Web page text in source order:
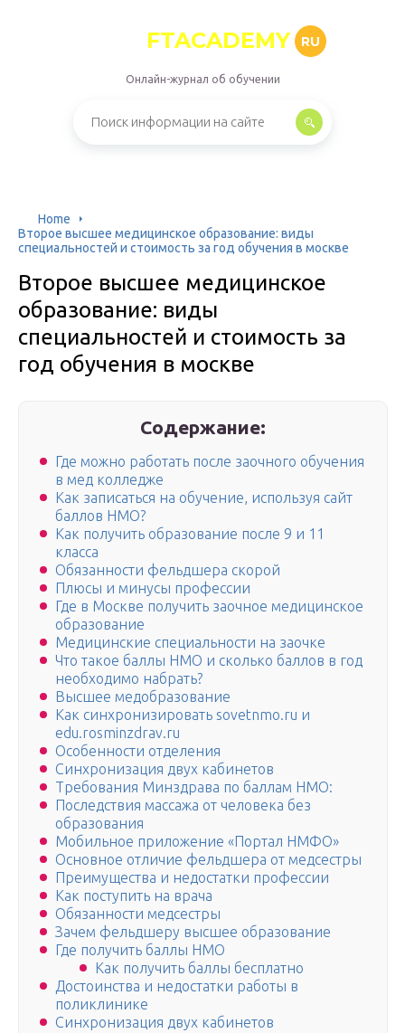
FTACADEMY RU
Онлайн-журнал об обучении
Home
Второе высшее медицинское образование: виды
специальностей и стоимость за год обучения в москве
Второе высшее медицинское
образование: виды
специальностей и стоимость за
год обучения в москве
Содержание:
Где можно работать после заочного обучения
в мед колледже
Как записаться на обучение, используя сайт
баллов НМО?
Как получить образование после 9 и 11
класса
Обязанности фельдшера скорой
Плюсы и минусы профессии
Где в Москве получить заочное медицинское
образование
Медицинские специальности на заочке
Что такое баллы НМО и сколько баллов в год
необходимо набрать?
Высшее медобразование
Как синхронизировать sovetnmo.ru и
edu.rosminzdrav.ru
Особенности отделения
Синхронизация двух кабинетов
Требования Минздрава по баллам НМО:
Последствия массажа от человека без
образования
Мобильное приложение «Портал НМФО»
Основное отличие фельдшера от медсестры
Преимущества и недостатки профессии
Как поступить на врача
Обязанности медсестры
Зачем фельдшеру высшее образование
Где получить баллы НМО
Как получить баллы бесплатно
Достоинства и недостатки работы в
поликлинике
Синхронизация двух кабинетов